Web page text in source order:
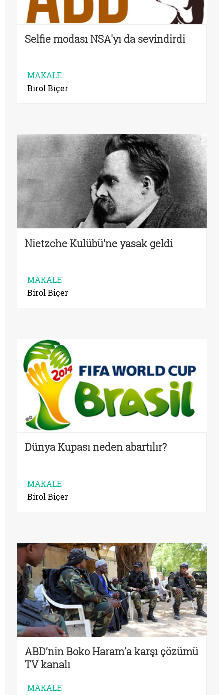
Selfie modası NSA'yı da sevindirdi
MAKALE
Birol Biçer
Nietzche Kulübü'ne yasak geldi
MAKALE
Birol Biçer
Dünya Kupası neden abartılır?
MAKALE
Birol Biçer
ABD’nin Boko Haram’a karşı çözümü
TV kanalı
MAKALE